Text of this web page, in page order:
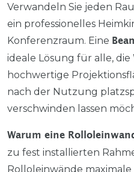
Verwandeln Sie jeden
ein professionelles
Konferenzraum. Eine
ideale Lösung für alle,
hochwertige
nach der Nutzung
verschwinden lassen
Warum eine
zu fest installierten
Rolloleinwände